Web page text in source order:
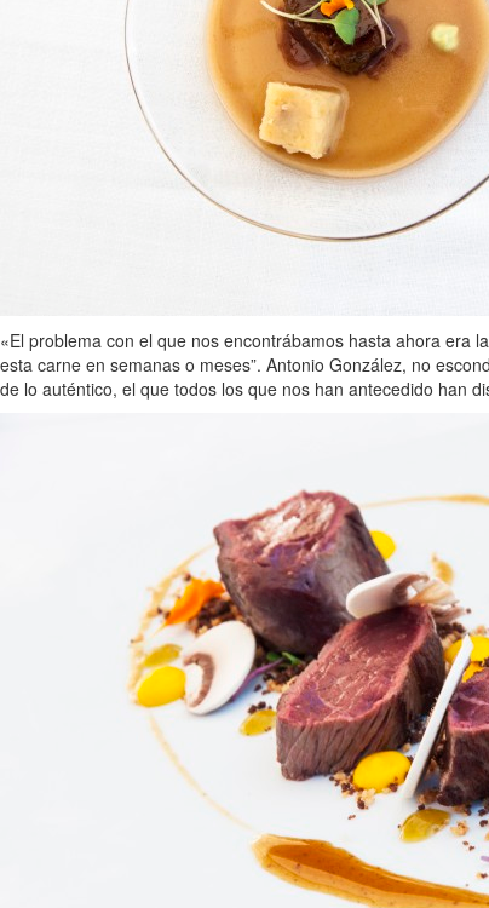
«El problema con el que nos encontrábamos hasta ahora era
esta carne en semanas o meses”. Antonio González, no
de lo auténtico, el que todos los que nos han antecedido han